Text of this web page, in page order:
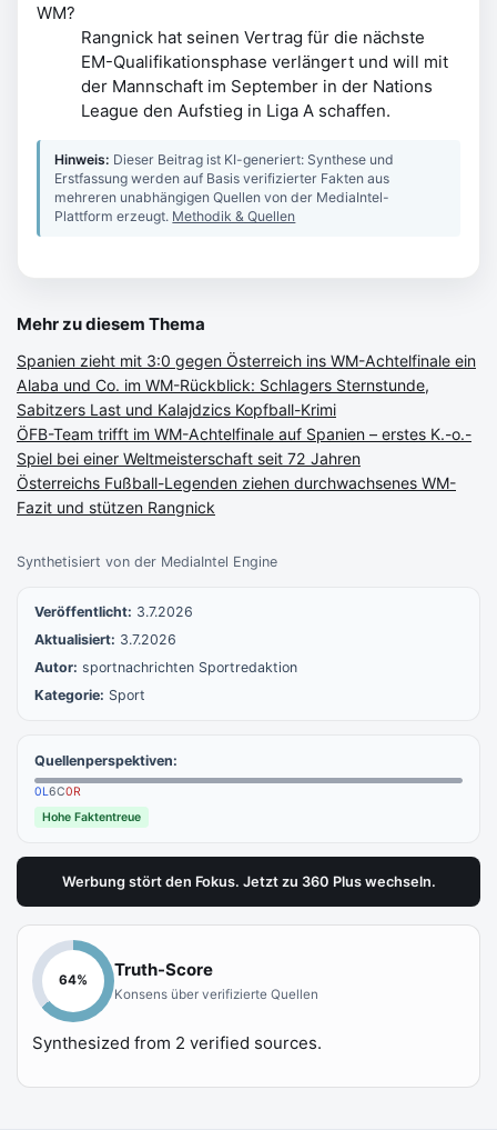
Synthetisiert von der MediaIntel Engine
Veröffentlicht: 3.7.2026
Aktualisiert: 3.7.2026
Autor: sportnachrichten Sportredaktion
Kategorie: Sport
Quellenperspektiven:
0L6C0R
Hohe Faktentreue
Werbung stört den Fokus. Jetzt zu 360 Plus wechseln.
WM?
Rangnick hat seinen Vertrag für die nächste
EM-Qualifikationsphase verlängert und will mit
der Mannschaft im September in der Nations
League den Aufstieg in Liga A schaffen.
Hinweis: Dieser Beitrag ist KI-generiert: Synthese und
Erstfassung werden auf Basis verifizierter Fakten aus
mehreren unabhängigen Quellen von der MediaIntel-
Plattform erzeugt. Methodik & Quellen
Mehr zu diesem Thema
Spanien zieht mit 3:0 gegen Österreich ins WM-Achtelfinale ein
Alaba und Co. im WM-Rückblick: Schlagers Sternstunde,
Sabitzers Last und Kalajdzics Kopfball-Krimi
ÖFB-Team trifft im WM-Achtelfinale auf Spanien – erstes K.-o.-
Spiel bei einer Weltmeisterschaft seit 72 Jahren
Österreichs Fußball-Legenden ziehen durchwachsenes WM-
Fazit und stützen Rangnick
64%
Truth-Score
Konsens über verifizierte Quellen
Synthesized from 2 verified sources.